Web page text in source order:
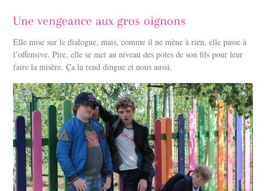
Une vengeance aux gros oignons
Elle mise sur le dialogue, mais, comme il ne mène à rien, elle passe à
l’offensive. Pire, elle se met au niveau des potes de son fils pour leur
faire la misère. Ça la rend dingue et nous aussi.